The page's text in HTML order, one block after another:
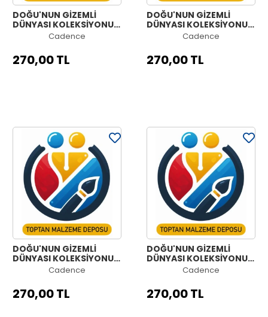
DOĞU'NUN GİZEMLİ
DÜNYASI KOLEKSİYONU
OW-64 90X125CM
Cadence
270,00 TL
DOĞU'NUN GİZEMLİ
DÜNYASI KOLEKSİYONU
OW-63 90X125CM
Cadence
270,00 TL
DOĞU'NUN GİZEMLİ
DÜNYASI KOLEKSİYONU
OW-62 90X125CM
Cadence
270,00 TL
DOĞU'NUN GİZEMLİ
DÜNYASI KOLEKSİYONU
OW-61 90X125CM
Cadence
270,00 TL